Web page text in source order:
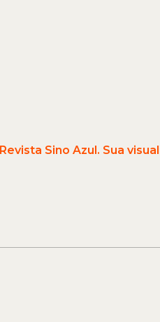
Sino Azul. Sua